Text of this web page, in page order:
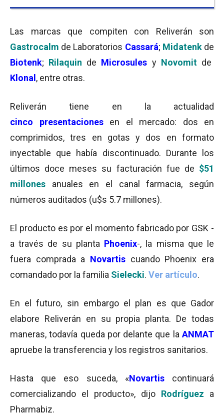
Las marcas que compiten con Reliverán son
Gastrocalm de Laboratorios Cassará; Midatenkde
Biotenk; Rilaquin de Microsules y Novomitde
Klonal , entre otras.
Reliverán tiene en la actualidad
cinco presentacionesen el mercado: dos en
comprimidos, tres en gotas y dos en formato
inyectable que había discontinuado. Durante los
últimos doce meses su facturación fue de $51
millones anuales en el canal farmacia, según
números auditados (u$s 5.7 millones).
El producto es por el momento fabricado por GSK -
a través de su planta Phoenix-, la misma que le
fuera comprada a Novartis cuando Phoenix era
comandado por la familia Sielecki. Ver artículo.
En el futuro, sin embargo el plan es que Gador
elabore Reliverán en su propia planta. De todas
maneras, todavía queda por delante que la ANMAT
apruebe la transferencia y los registros sanitarios.
Hasta que eso suceda, «Novartis
continuará
comercializando el producto», dijo Rodríguez a
Pharmabiz.